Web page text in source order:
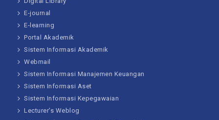
E-journal
E-learning
Portal Akademik
Sistem Informasi Akademik
Webmail
Sistem Informasi Manajemen Keuangan
Sistem Informasi Aset
Sistem Informasi Kepegawaian
Lecturer’s Weblog